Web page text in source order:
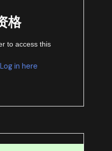
格
to access this
Log in here